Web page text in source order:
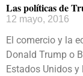
Las políticas de
12 mayo, 2016
El comercio y la
Donald Trump o
Estados Unidos